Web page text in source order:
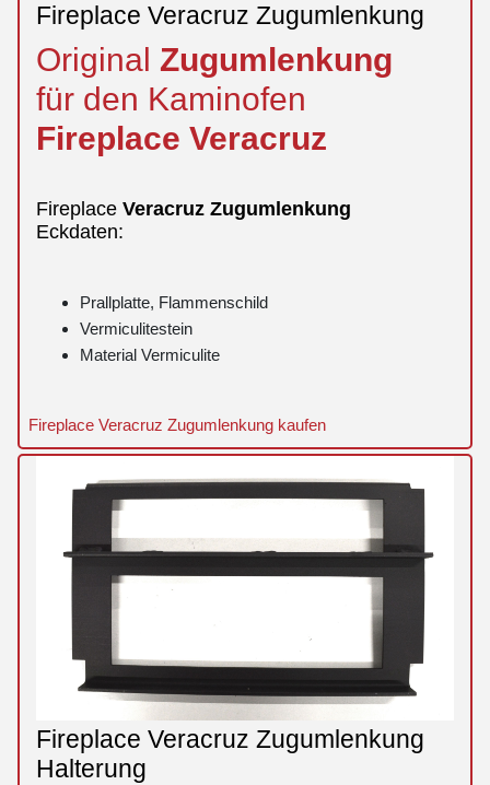
Fireplace Veracruz Zugumlenkung
Original Zugumlenkung
für den Kaminofen
Fireplace Veracruz
Fireplace Veracruz Zugumlenkung
Eckdaten:
Prallplatte, Flammenschild
Vermiculitestein
Material Vermiculite
Fireplace Veracruz Zugumlenkung kaufen
Fireplace Veracruz Zugumlenkung
Halterung